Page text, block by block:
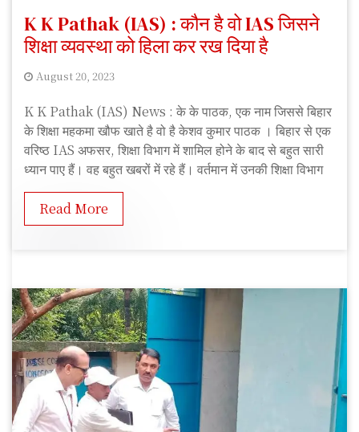
K K Pathak (IAS) : कौन है वो IAS जिसने
शिक्षा व्यवस्था को हिला कर रख दिया है
August 20, 2023
S
f
e
e
d
K K Pathak (IAS) News : के के पाठक, एक नाम जिससे बिहार
के शिक्षा महकमा खौफ खाते है वो है केशव कुमार पाठक । बिहार से एक
वरिष्ठ IAS अफसर, शिक्षा विभाग में शामिल होने के बाद से बहुत सारी
ध्यान पाए हैं। वह बहुत खबरों में रहे हैं। वर्तमान में उनकी शिक्षा विभाग
Read More